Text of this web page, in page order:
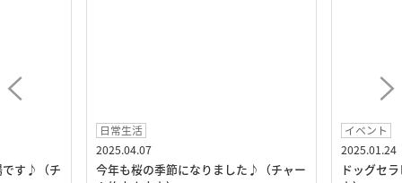
です♪（チ
日常生活
2025.04.07
今年も桜の季節になりました♪（チャー
イベント
2025.01.24
ドッグセ